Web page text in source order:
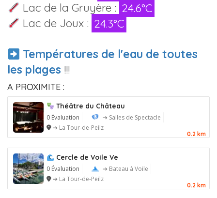
Lac de la Gruyère : 24.6°C
Lac de Joux : 24.3°C
Températures de l'eau de toutes
les plages !!!
A PROXIMITE :
Théâtre du Château
0 Évaluation
➔ Salles de Spectacle
➔ La Tour-de-Peilz
0.2 km
Cercle de Voile Ve
0 Évaluation
➔ Bateau à Voile
➔ La Tour-de-Peilz
0.2 km